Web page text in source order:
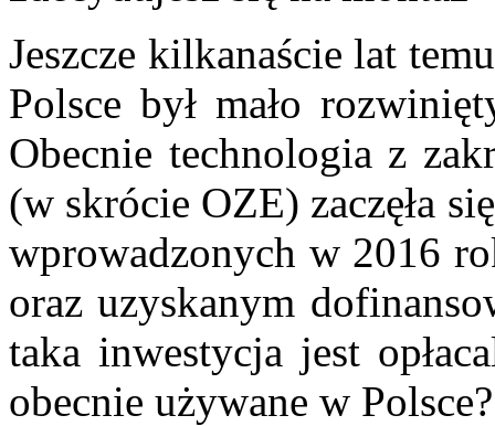
Jeszcze kilkanaście lat
Polsce był mało
Obecnie technologia z
(w skrócie OZE) zaczęła
wprowadzonych w 2016
oraz uzyskanym
taka inwestycja jest
obecnie używane w Polsce?